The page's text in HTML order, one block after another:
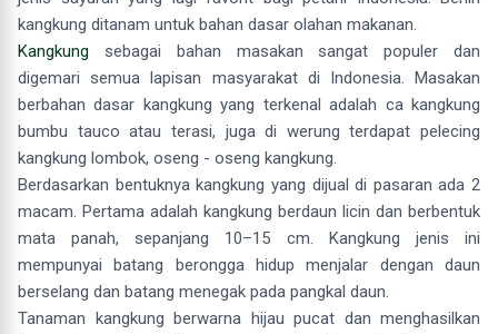
kangkung ditanam untuk bahan dasar olahan makanan.
Kangkung sebagai bahan masakan sangat populer dan
digemari semua lapisan masyarakat di Indonesia. Masakan
berbahan dasar kangkung yang terkenal adalah ca kangkung
bumbu tauco atau terasi, juga di werung terdapat pelecing
kangkung lombok, oseng - oseng kangkung.
Berdasarkan bentuknya kangkung yang dijual di pasaran ada 2
macam. Pertama adalah kangkung berdaun licin dan berbentuk
mata panah, sepanjang 10–15 cm. Kangkung jenis ini
mempunyai batang berongga hidup menjalar dengan daun
berselang dan batang menegak pada pangkal daun.
Tanaman kangkung berwarna hijau pucat dan menghasilkan